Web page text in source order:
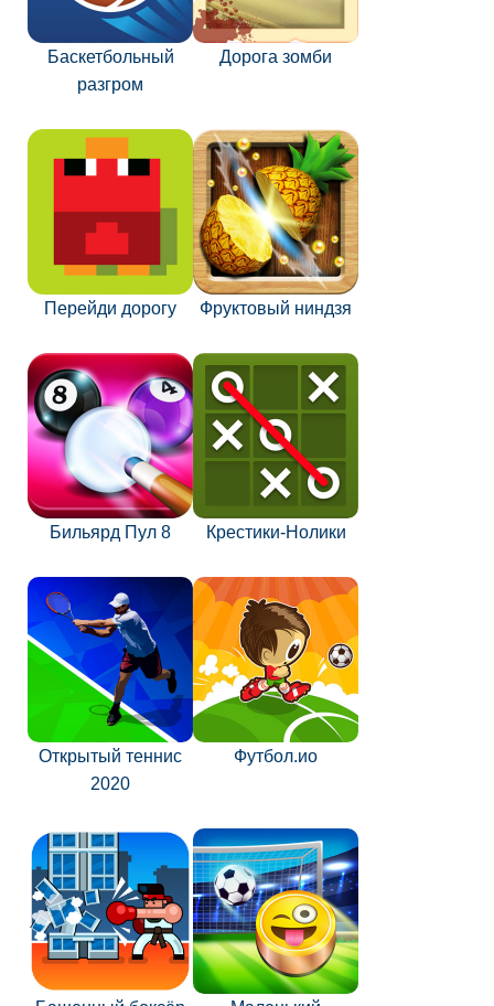
Баскетбольный
разгром
Дорога зомби
Перейди дорогу Фруктовый ниндзя
Бильярд Пул 8 Крестики-Нолики
Открытый теннис
2020
Футбол.ио